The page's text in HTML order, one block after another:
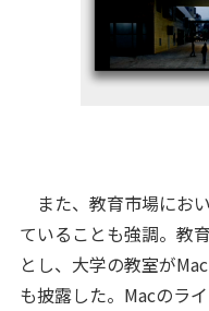
また、教育市場にお
ていることも強調。教
とし、大学の教室が
も披露した。Macのラ